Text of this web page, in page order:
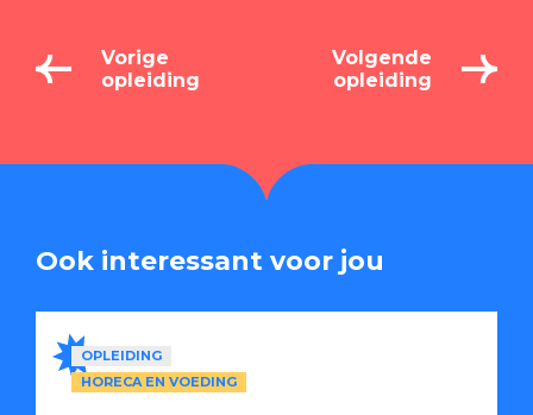
Vorige
opleiding
Volgende
opleiding
Ook interessant voor jou
OPLEIDING
HORECA EN VOEDING